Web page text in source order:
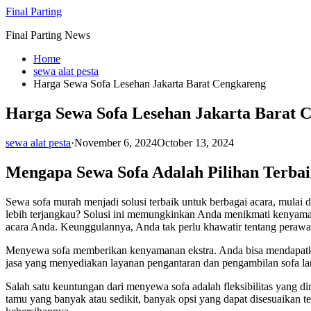
Skip
content
Final Parting
Final Parting News
Home
sewa alat pesta
Harga Sewa Sofa Lesehan Jakarta Barat Cengkareng
Harga Sewa Sofa Lesehan Jakarta Barat
sewa alat pesta·November 6, 2024October 13, 2024
Mengapa Sewa Sofa Adalah Pilihan
Sewa sofa murah menjadi solusi terbaik untuk berbagai acara, mulai
lebih terjangkau? Solusi ini memungkinkan Anda menikmati
acara Anda. Keunggulannya, Anda tak perlu khawatir tentang
Menyewa sofa memberikan kenyamanan ekstra. Anda bisa
jasa yang menyediakan layanan pengantaran dan pengambilan sofa
Salah satu keuntungan dari menyewa sofa adalah fleksibilitas yang
tamu yang banyak atau sedikit, banyak opsi yang dapat